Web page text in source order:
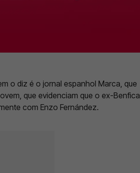
o diz é o jornal espanhol Marca, que
que evidenciam que o ex-Benfica
com Enzo Fernández.